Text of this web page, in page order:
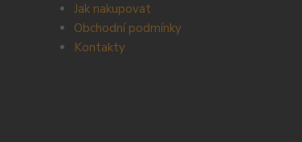
Jak nakupovat
Obchodní podmínky
Kontakty